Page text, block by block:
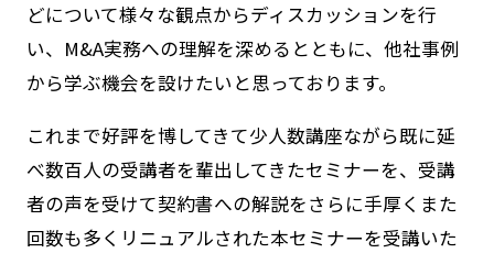
どについて様々な観点からディスカッションを行
い、M&A実務への理解を深めるとともに、他社事例
から学ぶ機会を設けたいと思っております。
これまで好評を博してきて少人数講座ながら既に延
べ数百人の受講者を輩出してきたセミナーを、受講
者の声を受けて契約書への解説をさらに手厚くまた
回数も多くリニュアルされた本セミナーを受講いた